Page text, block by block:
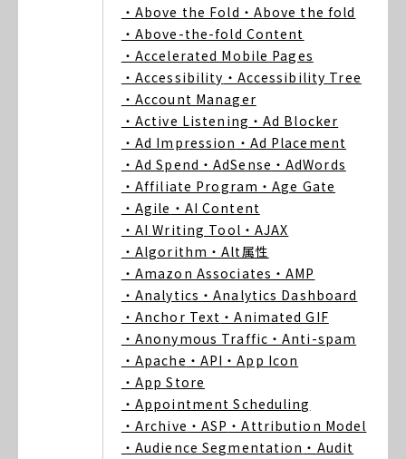
・Above the Fold ・Above the fold
・Above-the-fold Content
・Accelerated Mobile Pages
・Accessibility ・Accessibility Tree
・Account Manager
・Active Listening ・Ad Blocker
・Ad Impression ・Ad Placement
・Ad Spend ・AdSense ・AdWords
・Affiliate Program ・Age Gate
・Agile ・AI Content
・AI Writing Tool ・AJAX
・Algorithm ・Alt属性
・Amazon Associates ・AMP
・Analytics ・Analytics Dashboard
・Anchor Text ・Animated GIF
・Anonymous Traffic ・Anti-spam
・Apache ・API ・App Icon
・App Store
・Appointment Scheduling
・Archive ・ASP ・Attribution Model
・Audience Segmentation ・Audit